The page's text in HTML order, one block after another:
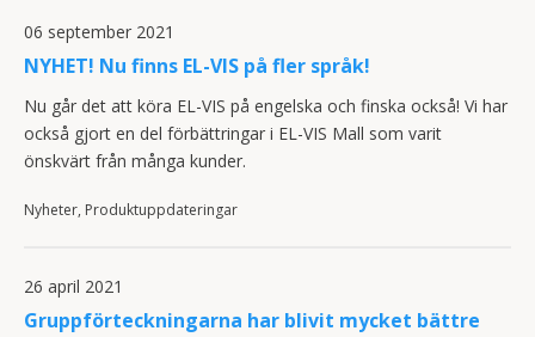
06 september 2021
NYHET! Nu finns EL-VIS på fler språk!
Nu går det att köra EL-VIS på engelska och finska också! Vi har
också gjort en del förbättringar i EL-VIS Mall som varit
önskvärt från många kunder.
Nyheter, Produktuppdateringar
26 april 2021
Gruppförteckningarna har blivit mycket bättre